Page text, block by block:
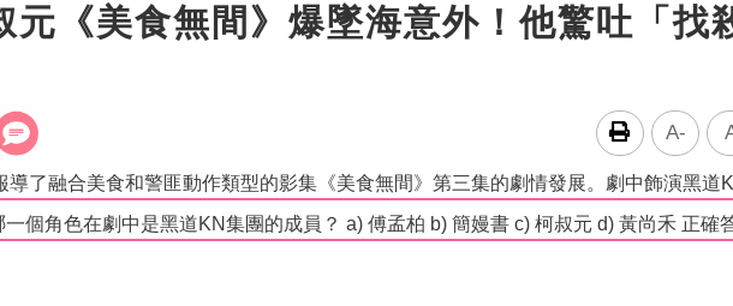
元《美食無間》爆墜海意外！他驚吐「找
A-